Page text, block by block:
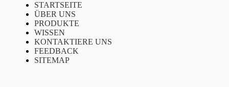
STARTSEITE
ÜBER UNS
PRODUKTE
WISSEN
KONTAKTIERE UNS
FEEDBACK
SITEMAP